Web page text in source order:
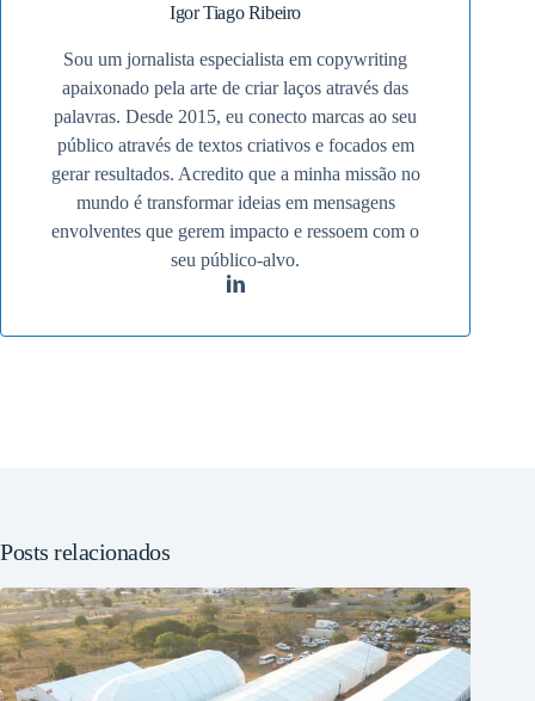
Igor Tiago Ribeiro
Sou um jornalista especialista em copywriting
apaixonado pela arte de criar laços através das
palavras. Desde 2015, eu conecto marcas ao seu
público através de textos criativos e focados em
gerar resultados. Acredito que a minha missão no
mundo é transformar ideias em mensagens
envolventes que gerem impacto e ressoem com o
seu público-alvo.
Posts relacionados